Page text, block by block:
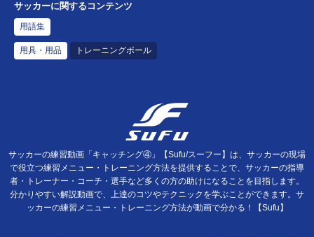
サッカーに関するコンテンツ
用語集
用具・用品 トレーニングボール
サッカーの練習動画「キャッチング④」【Sufu/スーフー】は、サッカーの現場
で役立つ練習メニュー・トレーニング方法を提供することで、サッカーの指導
者・トレーナー・コーチ・選手など多くの方の助けになることを目指します。
分かりやすい解説動画で、上達のコツやテクニックを学ぶことができます。サ
ッカーの練習メニュー・トレーニング方法が動画で分かる！【Sufu】